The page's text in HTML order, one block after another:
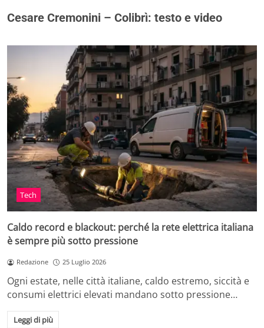
Cesare Cremonini – Colibrì: testo e video
Tech
Caldo record e blackout: perché la rete elettrica italiana
è sempre più sotto pressione
Redazione 25 Luglio 2026
Ogni estate, nelle città italiane, caldo estremo, siccità e
consumi elettrici elevati mandano sotto pressione…
Leggi di più